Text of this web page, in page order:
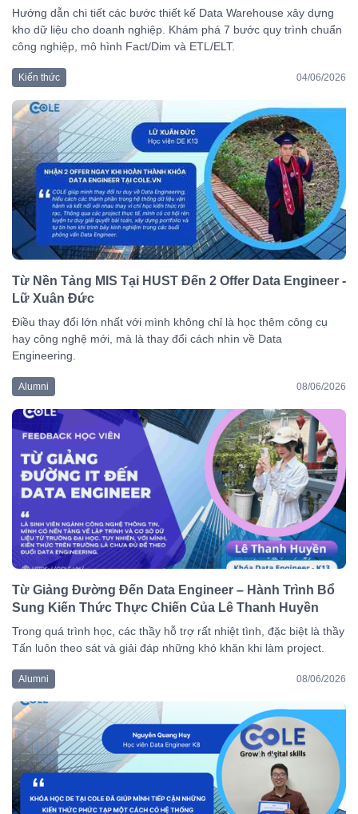
Hướng dẫn chi tiết các bước thiết kế Data Warehouse xây dựng
kho dữ liệu cho doanh nghiệp. Khám phá 7 bước quy trình chuẩn
công nghiệp, mô hình Fact/Dim và ETL/ELT.
Kiến thức 04/06/2026
Từ Nền Tảng MIS Tại HUST Đến 2 Offer Data Engineer -
Lữ Xuân Đức
Điều thay đổi lớn nhất với mình không chỉ là học thêm công cụ
hay công nghệ mới, mà là thay đổi cách nhìn về Data
Engineering.
Alumni 08/06/2026
Từ Giảng Đường Đến Data Engineer – Hành Trình Bổ
Sung Kiến Thức Thực Chiến Của Lê Thanh Huyền
Trong quá trình học, các thầy hỗ trợ rất nhiệt tình, đặc biệt là thầy
Tấn luôn theo sát và giải đáp những khó khăn khi làm project.
Alumni 08/06/2026